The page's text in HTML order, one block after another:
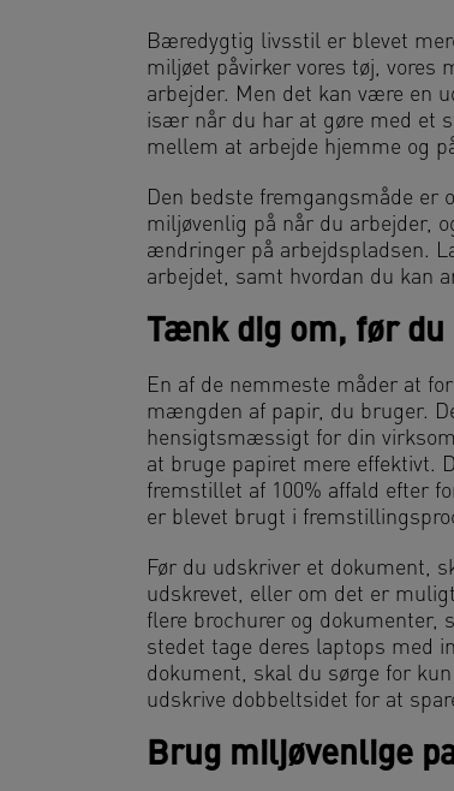
Bæredygtig livsstil er blevet
miljøet påvirker vores tøj, vores
arbejder. Men det kan være en
især når du har at gøre med et
mellem at arbejde hjemme og
Den bedste fremgangsmåde er
miljøvenlig på når du arbejder,
ændringer på arbejdspladsen.
arbejdet, samt hvordan du kan
Tænk dig om, før
En af de nemmeste måder at
mængden af papir, du bruger.
hensigtsmæssigt for din
at bruge papiret mere effektivt.
fremstillet af 100% affald efter
er blevet brugt i
Før du udskriver et dokument,
udskrevet, eller om det er
flere brochurer og dokumenter,
stedet tage deres laptops med
dokument, skal du sørge for
udskrive dobbeltsidet for at
Brug miljøvenlige